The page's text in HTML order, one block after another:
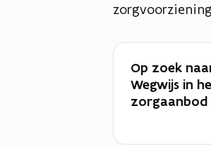
Op zoek
Wegwijs in
zorgaanbod